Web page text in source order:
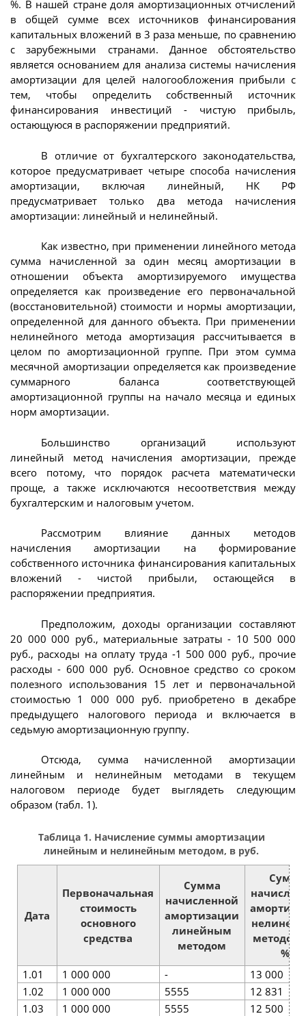
%. В нашей стране доля амортизационных отчислений
в общей сумме всех источников финансирования
капитальных вложений в 3 раза меньше, по сравнению
с зарубежными странами. Данное обстоятельство
является основанием для анализа системы начисления
амортизации для целей налогообложения прибыли с
тем, чтобы определить собственный источник
финансирования инвестиций - чистую прибыль,
остающуюся в распоряжении предприятий.
В отличие от бухгалтерского законодательства,
которое предусматривает четыре способа начисления
амортизации, включая линейный, НК РФ
предусматривает только два метода начисления
амортизации: линейный и нелинейный.
Как известно, при применении линейного метода
сумма начисленной за один месяц амортизации в
отношении объекта амортизируемого имущества
определяется как произведение его первоначальной
(восстановительной) стоимости и нормы амортизации,
определенной для данного объекта. При применении
нелинейного метода амортизация рассчитывается в
целом по амортизационной группе. При этом сумма
месячной амортизации определяется как произведение
суммарного баланса соответствующей
амортизационной группы на начало месяца и единых
норм амортизации.
Большинство организаций используют
линейный метод начисления амортизации, прежде
всего потому, что порядок расчета математически
проще, а также исключаются несоответствия между
бухгалтерским и налоговым учетом.
Рассмотрим влияние данных методов
начисления амортизации на формирование
собственного источника финансирования капитальных
вложений - чистой прибыли, остающейся в
распоряжении предприятия.
Предположим, доходы организации составляют
20 000 000 руб., материальные затраты - 10 500 000
руб., расходы на оплату труда -1 500 000 руб., прочие
расходы - 600 000 руб. Основное средство со сроком
полезного использования 15 лет и первоначальной
стоимостью 1 000 000 руб. приобретено в декабре
предыдущего налогового периода и включается в
седьмую амортизационную группу.
Отсюда, сумма начисленной амортизации
линейным и нелинейным методами в текущем
налоговом периоде будет выглядеть следующим
образом (табл. 1).
Таблица 1. Начисление суммы амортизации
линейным и нелинейным методом, в руб.
Дата
Первоначальная
стоимость
основного
средства
Сумма
начисленной
амортизации
линейным
методом
Сумма
методом
%)
1.01
1 000 000 -
13 000
1.02
1 000 000 5555
12 831
1.03
1 000 000 5555
12 500